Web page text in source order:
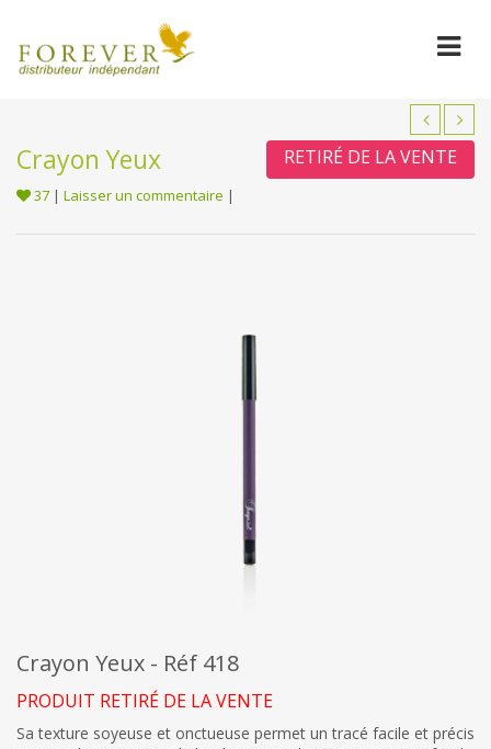
Crayon Yeux
37 | Laisser un commentaire |
RETIRÉ DE LA VENTE
Crayon Yeux - Réf 418
PRODUIT RETIRÉ DE LA VENTE
Sa texture soyeuse et onctueuse permet un tracé facile et précis